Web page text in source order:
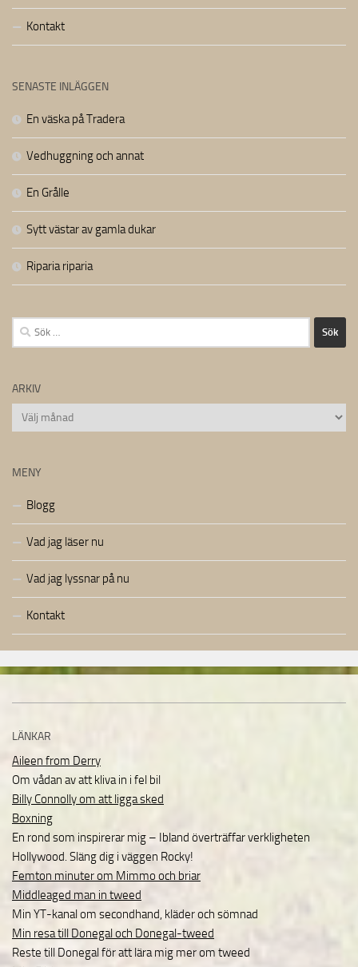
Kontakt
SENASTE INLÄGGEN
En väska på Tradera
Vedhuggning och annat
En Grålle
Sytt västar av gamla dukar
Riparia riparia
Sök
efter:
ARKIV
Arkiv
MENY
Blogg
Vad jag läser nu
Vad jag lyssnar på nu
Kontakt
LÄNKAR
Aileen from Derry
Om vådan av att kliva in i fel bil
Billy Connolly om att ligga sked
Boxning
En rond som inspirerar mig – Ibland överträffar verkligheten
Hollywood. Släng dig i väggen Rocky!
Femton minuter om Mimmo och briar
Middleaged man in tweed
Min YT-kanal om secondhand, kläder och sömnad
Min resa till Donegal och Donegal-tweed
Reste till Donegal för att lära mig mer om tweed